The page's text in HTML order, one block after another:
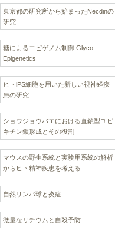
東京都の研究所から始まったNecdinの
研究
糖によるエピゲノム制御 Glyco-
Epigenetics
ヒトiPS細胞を用いた新しい視神経疾
患の研究
ショウジョウバエにおける直鎖型ユビ
キチン鎖形成とその役割
マウスの野生系統と実験用系統の解析
からヒト精神疾患を考える
自然リンパ球と炎症
微量なリチウムと自殺予防